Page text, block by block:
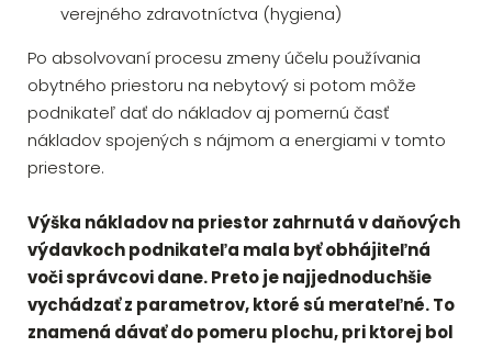
verejného zdravotníctva (hygiena)
Po absolvovaní procesu zmeny účelu používania
obytného priestoru na nebytový si potom môže
podnikateľ dať do nákladov aj pomernú časť
nákladov spojených s nájmom a energiami v tomto
priestore.
Výška nákladov na priestor zahrnutá v daňových
výdavkoch podnikateľa mala byť obhájiteľná
voči správcovi dane. Preto je najjednoduchšie
vychádzať z parametrov, ktoré sú merateľné. To
znamená dávať do pomeru plochu, pri ktorej bol